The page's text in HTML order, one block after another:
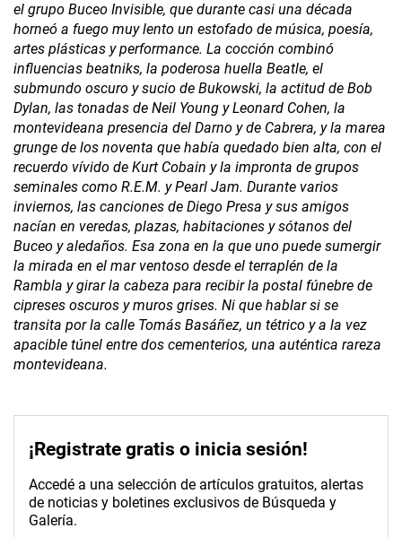
el grupo Buceo Invisible, que durante casi una década
horneó a fuego muy lento un estofado de música, poesía,
artes plásticas y performance. La cocción combinó
influencias beatniks, la poderosa huella Beatle, el
submundo oscuro y sucio de Bukowski, la actitud de Bob
Dylan, las tonadas de Neil Young y Leonard Cohen, la
montevideana presencia del Darno y de Cabrera, y la marea
grunge de los noventa que había quedado bien alta, con el
recuerdo vívido de Kurt Cobain y la impronta de grupos
seminales como R.E.M. y Pearl Jam. Durante varios
inviernos, las canciones de Diego Presa y sus amigos
nacían en veredas, plazas, habitaciones y sótanos del
Buceo y aledaños. Esa zona en la que uno puede sumergir
la mirada en el mar ventoso desde el terraplén de la
Rambla y girar la cabeza para recibir la postal fúnebre de
cipreses oscuros y muros grises. Ni que hablar si se
transita por la calle Tomás Basáñez, un tétrico y a la vez
apacible túnel entre dos cementerios, una auténtica rareza
montevideana.
¡Registrate gratis o inicia sesión!
Accedé a una selección de artículos gratuitos, alertas
de noticias y boletines exclusivos de Búsqueda y
Galería.